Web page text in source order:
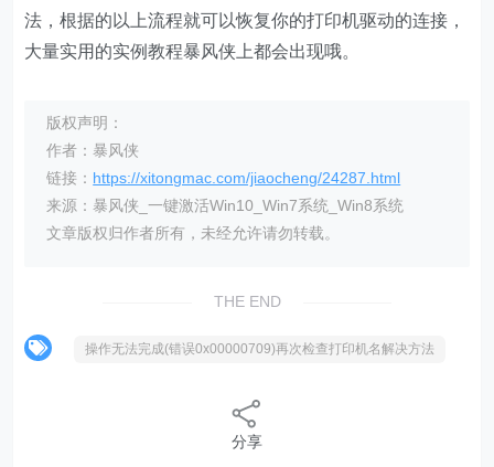
法，根据的以上流程就可以恢复你的打印机驱动的连接，
大量实用的实例教程暴风侠上都会出现哦。
版权声明：
作者：暴风侠
链接： https://xitongmac.com/jiaocheng/24287.html
来源：暴风侠_一键激活Win10_Win7系统_Win8系统
文章版权归作者所有，未经允许请勿转载。
THE END
操作无法完成(错误0x00000709)再次检查打印机名解决方法
分享